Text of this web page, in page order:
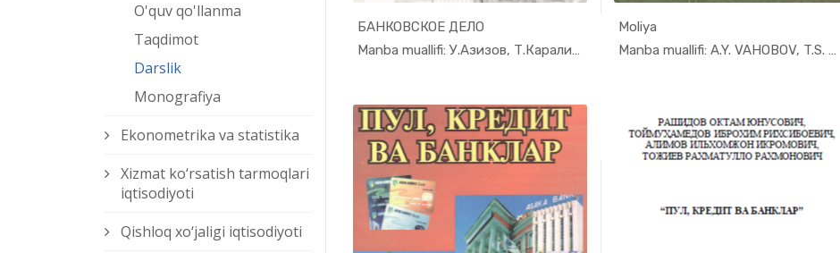
O'quv qo'llanma
Taqdimot
Darslik
Monografiya
Ekonometrika va statistika
Xizmat kо‘rsatish tarmoqlari
iqtisodiyoti
Qishloq xо‘jaligi iqtisodiyoti
БАНКОВСКОЕ ДЕЛО
Manba muallifi: У.Азизов, Т.Каралиев, Т.Б...
In Moliya,...
Moliya
Manba muallifi: A.Y. VAHOBOV, T.S. MALIKOV
In Moliya,...